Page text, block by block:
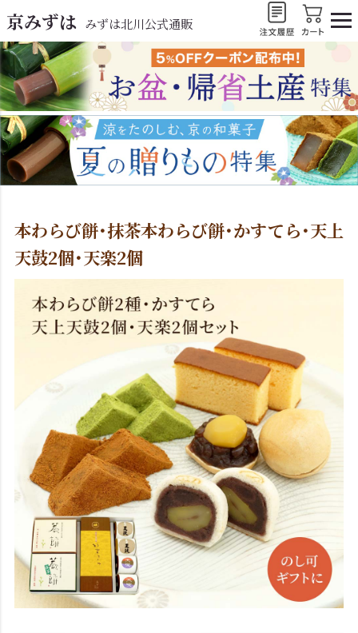
京みずは みずは北川公式通販
本わらび餅･抹茶本わらび餅･かすてら･天上
天鼓2個･天楽2個